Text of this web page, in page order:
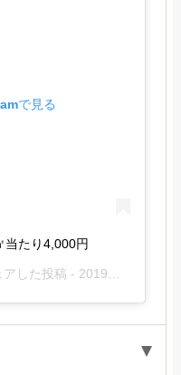
で見る
当たり4,000円
した投稿 - 2019年11月月20日午後11時29分PST